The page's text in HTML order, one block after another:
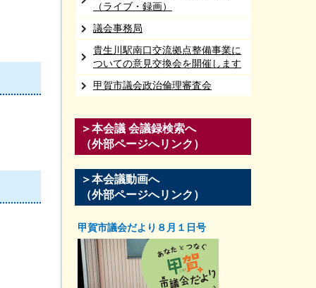
（ライブ・録画）
議会事務局
貴生川駅南口交流拠点整備事業に
ついての意見交換会を開催します
甲賀市議会政治倫理審査会
＞本会議 会議録検索へ
（外部ページへリンク）
＞本会議動画へ
（外部ページへリンク）
甲賀市議会だより８月１日号